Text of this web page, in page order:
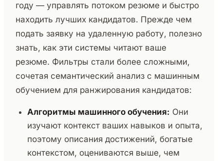
году — управлять потоком резюме и быстро
находить лучших кандидатов. Прежде чем
подать заявку на удаленную работу, полезно
знать, как эти системы читают ваше
резюме. Фильтры стали более сложными,
сочетая семантический анализ с машинным
обучением для ранжирования кандидатов:
Алгоритмы машинного обучения: Они
изучают контекст ваших навыков и опыта,
поэтому описания достижений, богатые
контекстом, оцениваются выше, чем